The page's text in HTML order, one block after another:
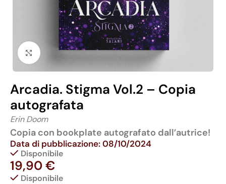
Click to enlarge
Arcadia. Stigma Vol.2 – Copia
autografata
Erin Doom
Copia con bookplate autografato dall’autrice!
Data di pubblicazione: 08/10/2024
Disponibile
19,90€
Disponibile